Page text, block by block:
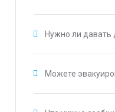
Нужно ли давать
Можете